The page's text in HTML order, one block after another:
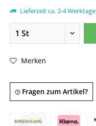
Lieferzeit ca. 2-4 Werktage
Merken
Fragen zum Artikel?